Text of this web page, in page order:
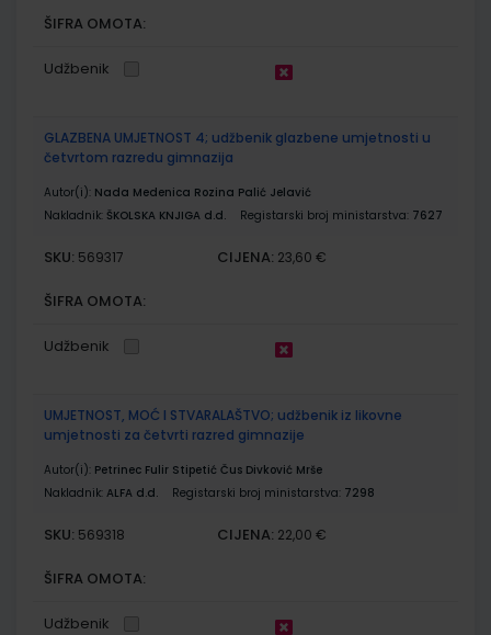
ŠIFRA OMOTA:
Udžbenik
GLAZBENA UMJETNOST 4; udžbenik glazbene umjetnosti u
četvrtom razredu gimnazija
Autor(i): Nada Medenica Rozina Palić Jelavić
Nakladnik: ŠKOLSKA KNJIGA d.d. Registarski broj ministarstva: 7627
SKU: 569317 CIJENA: 23,60 €
ŠIFRA OMOTA:
Udžbenik
UMJETNOST, MOĆ I STVARALAŠTVO; udžbenik iz likovne
umjetnosti za četvrti razred gimnazije
Autor(i): Petrinec Fulir Stipetić Čus Divković Mrše
Nakladnik: ALFA d.d. Registarski broj ministarstva: 7298
SKU: 569318 CIJENA: 22,00 €
ŠIFRA OMOTA:
Udžbenik